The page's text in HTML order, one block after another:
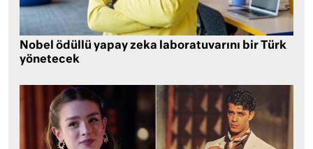
Nobel ödüllü yapay zeka laboratuvarını bir Türk
yönetecek